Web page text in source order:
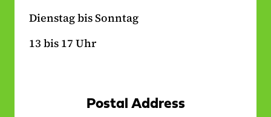
Dienstag bis Sonntag
13 bis 17 Uhr
Postal Address